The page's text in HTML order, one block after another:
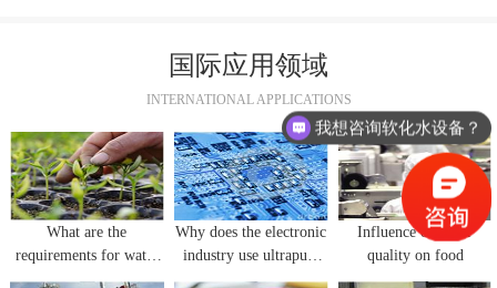
国际应用领域
INTERNATIONAL APPLICATIONS
What are the
requirements for water
quality in flower
Why does the electronic
industry use ultrapure
water equipment?
Influence of water
quality on food
我想咨询软化水设备？